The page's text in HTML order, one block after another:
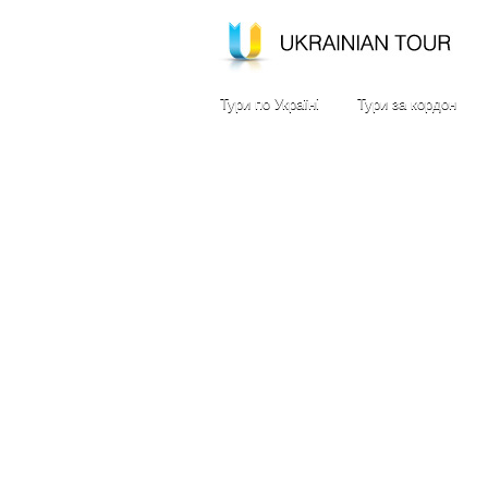
Тури по Україні Тури за кордон